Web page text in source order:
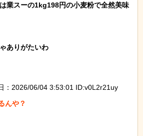
業スーの1kg198円の小麦粉で全然美味
ありがたいわ
：2026/06/04 3:53:01 ID:v0L2r21uy
んや？